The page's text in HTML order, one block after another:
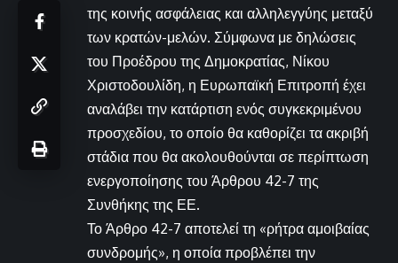
της κοινής ασφάλειας και αλληλεγγύης μεταξύ
των κρατών-μελών. Σύμφωνα με δηλώσεις
του Προέδρου της Δημοκρατίας, Νίκου
Χριστοδουλίδη, η Ευρωπαϊκή Επιτροπή έχει
αναλάβει την κατάρτιση ενός συγκεκριμένου
προσχεδίου, το οποίο θα καθορίζει τα ακριβή
στάδια που θα ακολουθούνται σε περίπτωση
ενεργοποίησης του Άρθρου 42-7 της
Συνθήκης της ΕΕ.
Το Άρθρο 42-7 αποτελεί τη «ρήτρα αμοιβαίας
συνδρομής», η οποία προβλέπει την